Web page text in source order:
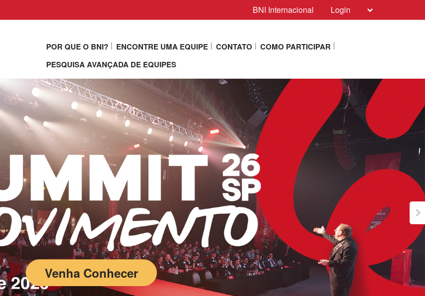
BNI Internacional Login
POR QUE O BNI? ENCONTRE UMA EQUIPE CONTATO
COMO PARTICIPAR
PESQUISA AVANÇADA DE EQUIPES
Venha Conhecer